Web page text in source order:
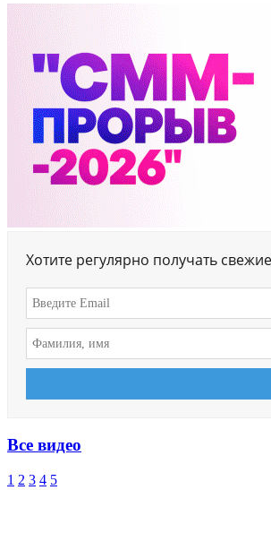
Хотите регулярно получать
Все видео
1 2 3 4 5